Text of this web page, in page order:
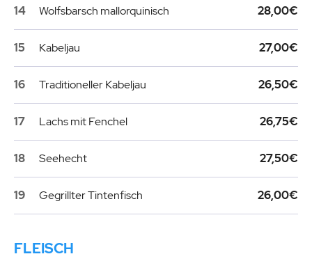
14 Wolfsbarsch mallorquinisch 28,00€
15 Kabeljau 27,00€
16 Traditioneller Kabeljau 26,50€
17 Lachs mit Fenchel 26,75€
18 Seehecht 27,50€
19 Gegrillter Tintenfisch 26,00€
FLEISCH